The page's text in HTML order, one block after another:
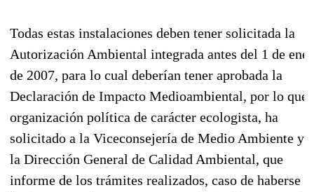
Todas estas instalaciones deben tener solicitada la
Autorización Ambiental integrada antes del 1 de
de 2007, para lo cual deberían tener aprobada la
Declaración de Impacto Medioambiental, por lo que
organización política de carácter ecologista, ha
solicitado a la Viceconsejería de Medio Ambiente y a
la Dirección General de Calidad Ambiental, que
informe de los trámites realizados, caso de haberse